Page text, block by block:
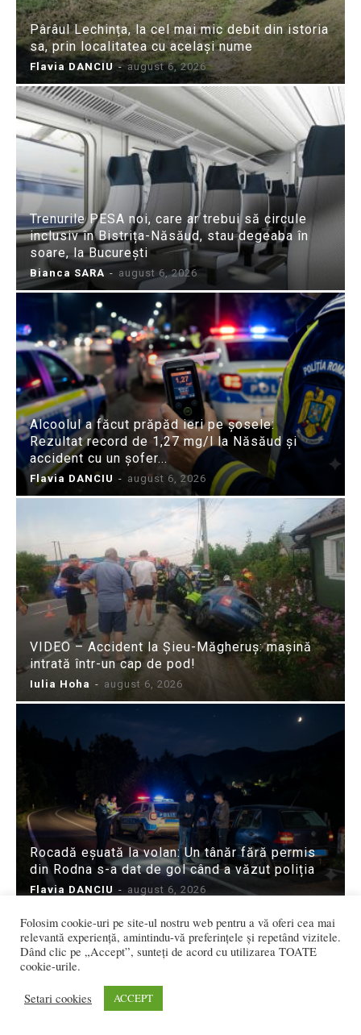
Pârâul Lechința, la cel mai mic debit din istoria
sa, prin localitatea cu același nume
Flavia DANCIU - august 6, 2026
Trenurile PESA noi, care ar trebui să circule
inclusiv în Bistrița-Năsăud, stau degeaba în
soare, la București
Bianca SARA - august 6, 2026
Alcoolul a făcut prăpăd ieri pe șosele:
Rezultat record de 1,27 mg/l la Năsăud și
accident cu un șofer...
Flavia DANCIU - august 6, 2026
VIDEO – Accident la Șieu-Măgheruș: mașină
intrată într-un cap de pod!
Iulia Hoha - august 6, 2026
Rocadă eșuată la volan: Un tânăr fără permis
din Rodna s-a dat de gol când a văzut poliția
Flavia DANCIU - august 6, 2026
Folosim cookie-uri pe site-ul nostru web pentru a vă oferi cea mai
relevantă experiență, amintindu-vă preferințele și repetând vizitele.
Dând clic pe „Accept”, sunteți de acord cu utilizarea TOATE
cookie-urile.
Setari cookies ACCEPT